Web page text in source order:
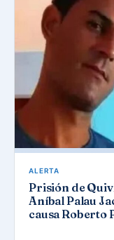
ALERTA
Prisión de
Aníbal Palau
causa Roberto